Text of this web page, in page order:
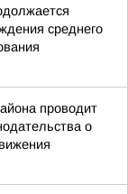
среднего
проводит
о